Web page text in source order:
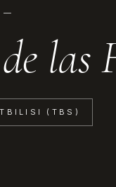
—
las
TBILISI (TBS)